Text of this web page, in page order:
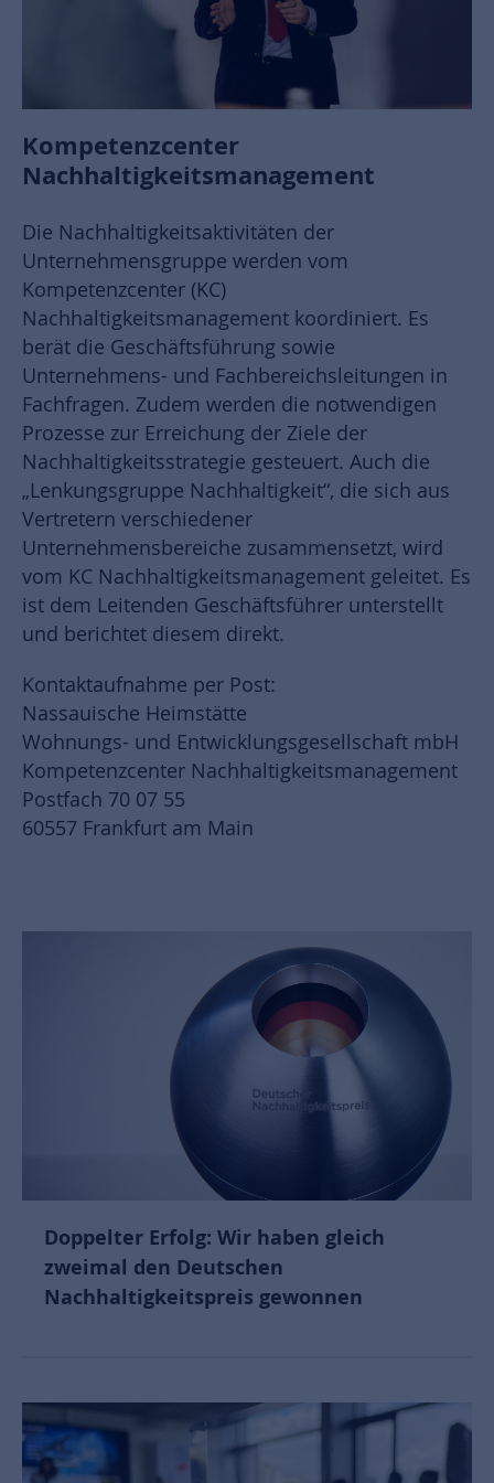
Kompetenzcenter
Nachhaltigkeitsmanagement
Die Nachhaltigkeitsaktivitäten der
Unternehmensgruppe werden vom
Kompetenzcenter (KC)
Nachhaltigkeitsmanagement koordiniert. Es
berät die Geschäftsführung sowie
Unternehmens- und Fachbereichsleitungen in
Fachfragen. Zudem werden die notwendigen
Prozesse zur Erreichung der Ziele der
Nachhaltigkeitsstrategie gesteuert. Auch die
„Lenkungsgruppe Nachhaltigkeit“, die sich aus
Vertretern verschiedener
Unternehmensbereiche zusammensetzt, wird
vom KC Nachhaltigkeitsmanagement geleitet. Es
ist dem Leitenden Geschäftsführer unterstellt
und berichtet diesem direkt.
Kontaktaufnahme per Post:
Nassauische Heimstätte
Wohnungs- und Entwicklungsgesellschaft mbH
Kompetenzcenter Nachhaltigkeitsmanagement
Postfach 70 07 55
60557 Frankfurt am Main
Doppelter Erfolg: Wir haben gleich
zweimal den Deutschen
Nachhaltigkeitspreis gewonnen